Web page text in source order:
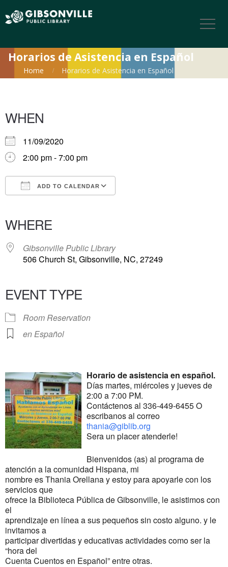
Horarios de Asistencia en Español
Home Horarios de Asistencia en Español
WHEN
11/09/2020
2:00 pm - 7:00 pm
ADD TO CALENDAR
WHERE
Gibsonville Public Library
506 Church St, Gibsonville, NC, 27249
EVENT TYPE
Room Reservation
en Español
Horario de asistencia en español.
Días martes, miércoles y jueves de
2:00 a 7:00 PM.
Contáctenos al 336-449-6455 O
escribanos al correo
thania@giblib.org
Sera un placer atenderle!
Bienvenidos (as) al programa de
atención a la comunidad Hispana, mi
nombre es Thania Orellana y estoy para apoyarle con los
servicios que
ofrece la Biblioteca Pública de Gibsonville, le asistimos con
el
aprendizaje en línea a sus pequeños sin costo alguno. y le
invitamos a
participar divertidas y educativas actividades como ser la
“hora del
Cuenta Cuentos en Español” entre otras.